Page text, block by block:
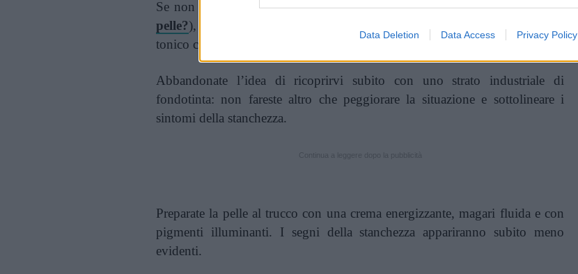
Data Deletion Data Access Privacy Policy
Se non vi siete struccate la sera prima (male! Sapete chefa invecchiare la
pelle?), provvedete: poi sciacquate il viso con acqua fresca e passate un
tonico che minimizzi i pori.
Abbandonate l’idea di ricoprirvi subito con uno strato industriale di
fondotinta: non fareste altro che peggiorare la situazione e sottolineare i
sintomi della stanchezza.
Preparate la pelle al trucco con una crema energizzante, magari fluida e con
pigmenti illuminanti. I segni della stanchezza appariranno subito meno
evidenti.